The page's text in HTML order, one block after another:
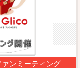
ァンミーティング